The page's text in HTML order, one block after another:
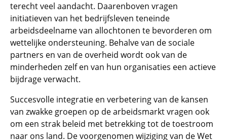
terecht veel aandacht. Daarenboven vragen
initiatieven van het bedrijfsleven teneinde
arbeidsdeelname van allochtonen te bevorderen om
wettelijke ondersteuning. Behalve van de sociale
partners en van de overheid wordt ook van de
minderheden zelf en van hun organisaties een actieve
bijdrage verwacht.
Succesvolle integratie en verbetering van de kansen
van zwakke groepen op de arbeidsmarkt vragen ook
om een strak beleid met betrekking tot de toestroom
naar ons land. De voorgenomen wijziging van de Wet